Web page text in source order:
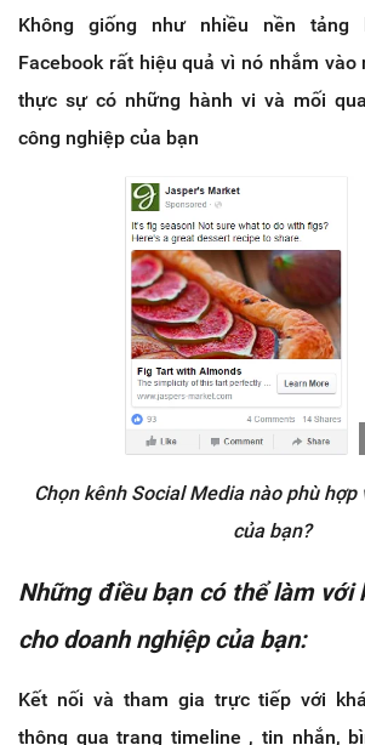
Không giống như nhiều nền tảng
Facebook rất hiệu quả vì nó nhắm vào
thực sự có những hành vi và mối
công nghiệp của bạn
Chọn kênh Social Media nào phù hợp
của bạn?
Những điều bạn có thể làm với
cho doanh nghiệp của bạn:
Kết nối và tham gia trực tiếp với
thông qua trang timeline , tin nhắn,